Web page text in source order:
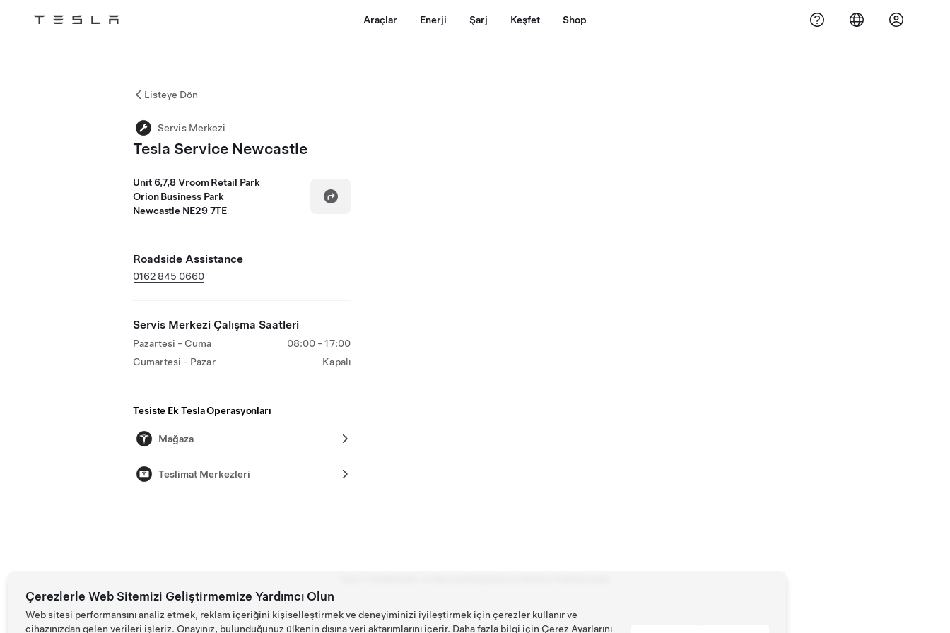
Tesla Araçlar Enerji Şarj Keşfet Shop
Listeye Dön
Servis Merkezi
Tesla Service Newcastle
Unit 6,7,8 Vroom Retail Park
Orion Business Park
Newcastle NE29 7TE
Roadside Assistance
0162 845 0660
Servis Merkezi Çalışma Saatleri
Pazartesi - Cuma
08:00 - 17:00
Cumartesi - Pazar
Kapalı
Tesiste Ek Tesla Operasyonları
Mağaza
Teslimat Merkezleri
Çerezlerle Web Sitemizi Geliştirmemize Yardımcı Olun
Web sitesi performansını analiz etmek, reklam içeriğini kişiselleştirmek ve deneyiminizi iyileştirmek için çerezler kullanır ve
cihazınızdan gelen verileri işleriz. Onayınız, bulunduğunuz ülkenin dışına veri aktarımlarını içerir. Daha fazla bilgi için Çerez Ayarlarını